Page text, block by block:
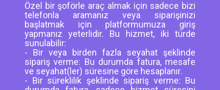
Özel bir şoförle araç almak için sadece bizi
telefonla aramanız veya siparişinizi
başlatmak için platformumuza giriş
yapmanız yeterlidir. Bu hizmet, iki türde
sunulabilir:
- Bir veya birden fazla seyahat şeklinde
sipariş verme: Bu durumda fatura, mesafe
ve seyahat(ler) süresine göre hesaplanır.
- Bir süreklilik şeklinde sipariş verme: Bu